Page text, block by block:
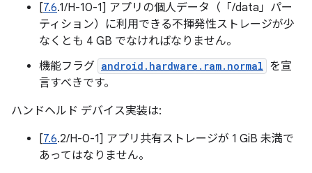
[7.6.1/H-10-1] アプリの個人データ（「/data」パー
ティション）に利用できる不揮発性ストレージが少
なくとも 4 GB でなければなりません。
機能フラグ android.hardware.ram.normal を宣
言すべきです。
ハンドヘルド デバイス実装は:
[7.6.2/H-0-1] アプリ共有ストレージが 1 GiB 未満で
あってはなりません。